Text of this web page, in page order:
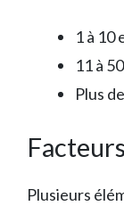
1 à 10
11 à
Plus
Plusieurs